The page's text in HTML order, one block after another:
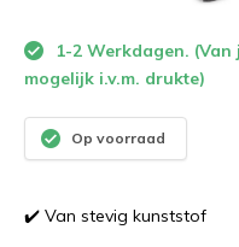
1-2 Werkdagen.
mogelijk i.v.m. drukte)
Op voorraad
✔️ Van stevig kunststof